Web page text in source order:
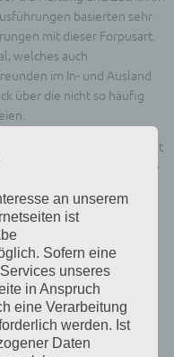
basierten sehr
mit dieser Forpusart.
welches auch
im In- und Ausland
über die nicht so häufig
Wedel mit dem Schwerpunkt
umfasste auch andere
umfassenden Einblick
Hygienemaßnahmen.
Mensing zum Thema
mit besonderem
Virus, WEST-NIL-Virus
Lage zur Aviären
die von der Stechmücke
an unserem
ist
Sofern eine
unseres
in Anspruch
eine Verarbeitung
werden. Ist
Daten